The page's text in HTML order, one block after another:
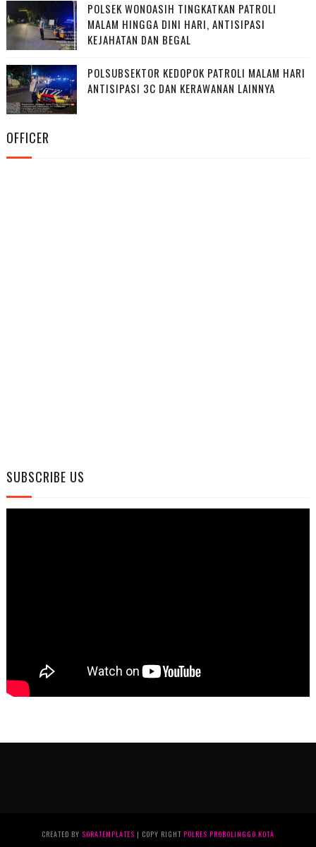
POLSEK WONOASIH TINGKATKAN PATROLI
MALAM HINGGA DINI HARI, ANTISIPASI
KEJAHATAN DAN BEGAL
POLSUBSEKTOR KEDOPOK PATROLI MALAM HARI
ANTISIPASI 3C DAN KERAWANAN LAINNYA
OFFICER
SUBSCRIBE US
CREATED BY SORATEMPLATES | COPY RIGHT POLRES PROBOLINGGO KOTA